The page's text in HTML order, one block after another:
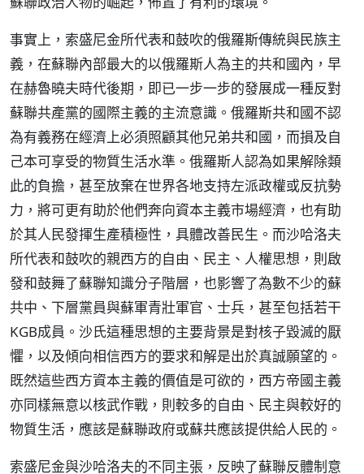
事實上，索盛尼金所代表和鼓吹的俄羅斯傳統與民族主
義，在蘇聯內部最大的以俄羅斯人為主的共和國內，早
在赫魯曉夫時代後期，即已一步一步的發展成一種反對
蘇聯共產黨的國際主義的主流意識。俄羅斯共和國不認
為有義務在經濟上必須照顧其他兄弟共和國，而損及自
己本可享受的物質生活水準。俄羅斯人認為如果解除類
此的負擔，甚至放棄在世界各地支持左派政權或反抗勢
力，將可更有助於他們奔向資本主義市場經濟，也有助
於其人民發揮生產積極性，具體改善民生。而沙哈洛夫
所代表和鼓吹的親西方的自由、民主、人權思想，則啟
發和鼓舞了蘇聯知識分子階層，也影響了為數不少的蘇
共中、下層黨員與蘇軍青壯軍官、士兵，甚至包括若干
KGB成員。沙氏這種思想的主要背景是對核子毀滅的厭
懼，以及傾向相信西方的要求和解是出於真誠願望的。
既然這些西方資本主義的價值是可欲的，西方帝國主義
亦同樣無意以核武作戰，則較多的自由、民主與較好的
物質生活，應該是蘇聯政府或蘇共應該提供給人民的。
索盛尼金與沙哈洛夫的不同主張，反映了蘇聯反體制意